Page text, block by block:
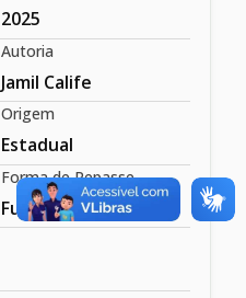
2025
Autoria
Jamil Calife
Origem
Estadual
Forma de Repasse
Fundo a Fundo